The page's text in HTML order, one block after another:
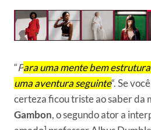
“Para uma mente bem
uma aventura seguinte“. Se
certeza ficou triste ao saber da
Gambon, o segundo ator a